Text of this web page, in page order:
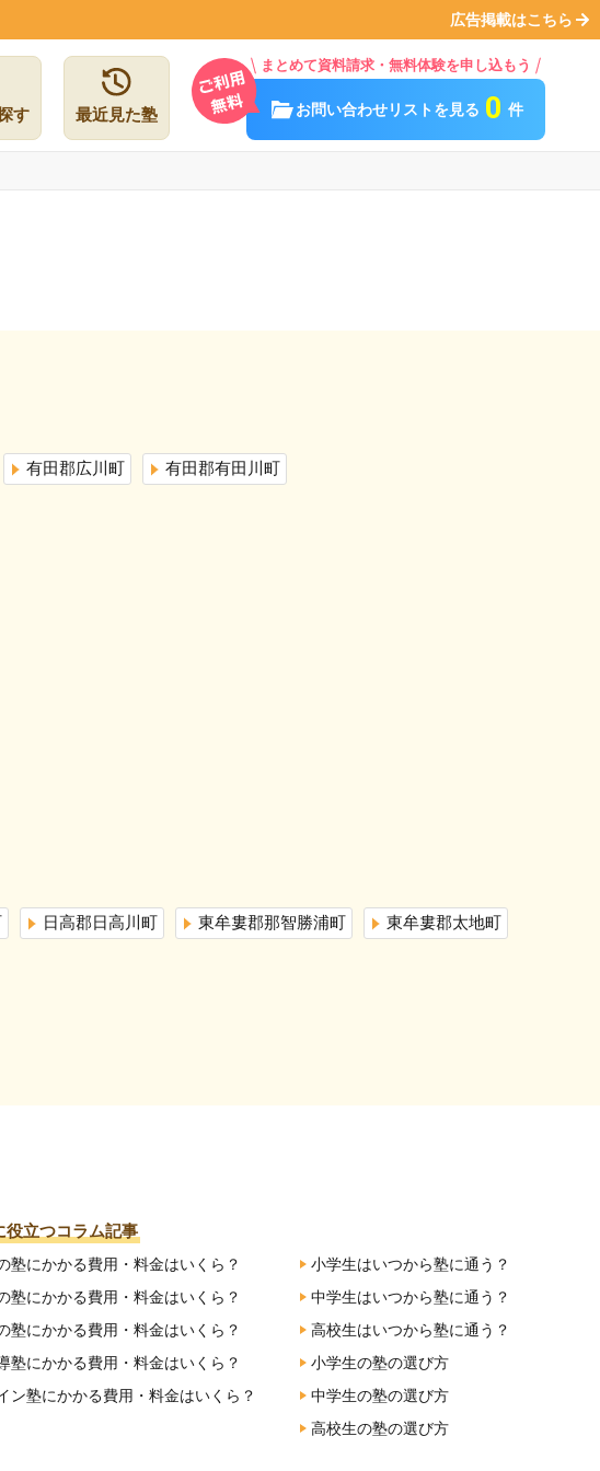
広告掲載はこちら
す 最近見た塾
まとめて資料請求・無料体験を申し込もう
お問い合わせリストを見る 0 件
有田郡広川町 有田郡有田川町
日高郡日高川町 東牟婁郡那智勝浦町 東牟婁郡太地町
役立つコラム記事
塾にかかる費用・料金はいくら？
塾にかかる費用・料金はいくら？
塾にかかる費用・料金はいくら？
塾にかかる費用・料金はいくら？
ン塾にかかる費用・料金はいくら？
小学生はいつから塾に通う？
中学生はいつから塾に通う？
高校生はいつから塾に通う？
小学生の塾の選び方
中学生の塾の選び方
高校生の塾の選び方